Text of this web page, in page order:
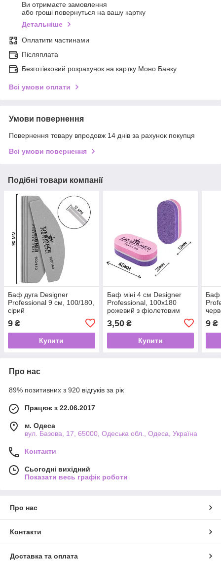
Ви отримаєте замовлення
або гроші повернуться на вашу картку
Детальніше
Оплатити частинами
Післяплата
Безготівковий розрахунок на картку Моно Банку
Всі умови оплати
Умови повернення
Повернення товару впродовж 14 днів за рахунок покупця
Всі умови повернення
Подібні товари компанії
Баф дуга Designer
Professional 9 см, 100/180,
сірий
9 ₴
Купити
Баф міні 4 см Designer
Professional, 100х180
рожевий з фіолетовим
3,50₴
Купити
Баф
9 ₴
Про нас
89% позитивних з 920 відгуків за рік
Працює з 22.06.2017
м. Одеса
вул. Базова, 17, 65000, Одеська обл., Одеса, Україна
Контакти
Сьогодні вихідний
Показати весь графік роботи
Про нас
Контакти
Доставка та оплата